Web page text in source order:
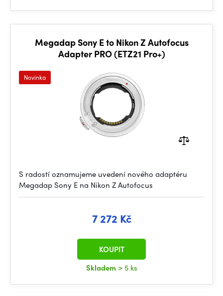
Megadap Sony E to Nikon Z Autofocus
Adapter PRO (ETZ21 Pro+)
Novinka
S radostí oznamujeme uvedení nového adaptéru
Megadap Sony E na Nikon Z Autofocus
7 272 Kč
Skladem > 5 ks
KOUPIT